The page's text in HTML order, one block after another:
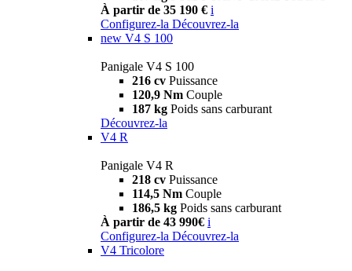
À partir de 35 190 € i
Configurez-la Découvrez-la
new V4 S 100
Panigale V4 S 100
216 cv Puissance
120,9 Nm Couple
187 kg Poids sans carburant
Découvrez-la
V4 R
Panigale V4 R
218 cv Puissance
114,5 Nm Couple
186,5 kg Poids sans carburant
À partir de 43 990€ i
Configurez-la Découvrez-la
V4 Tricolore